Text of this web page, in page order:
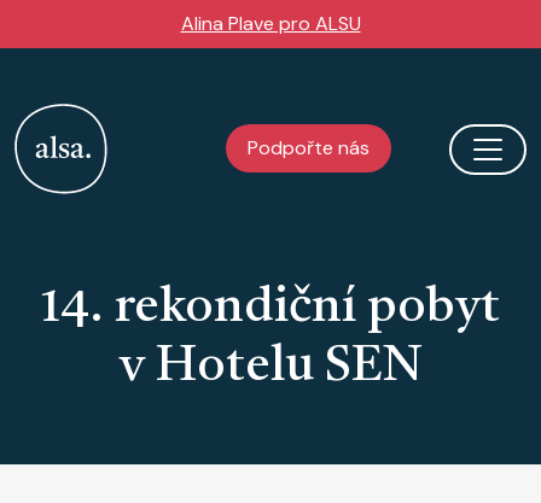
Přejít k hlavnímu obsahuAlina Plave pro ALSU
Podpořte nás
14. rekondiční pobyt
v Hotelu SEN